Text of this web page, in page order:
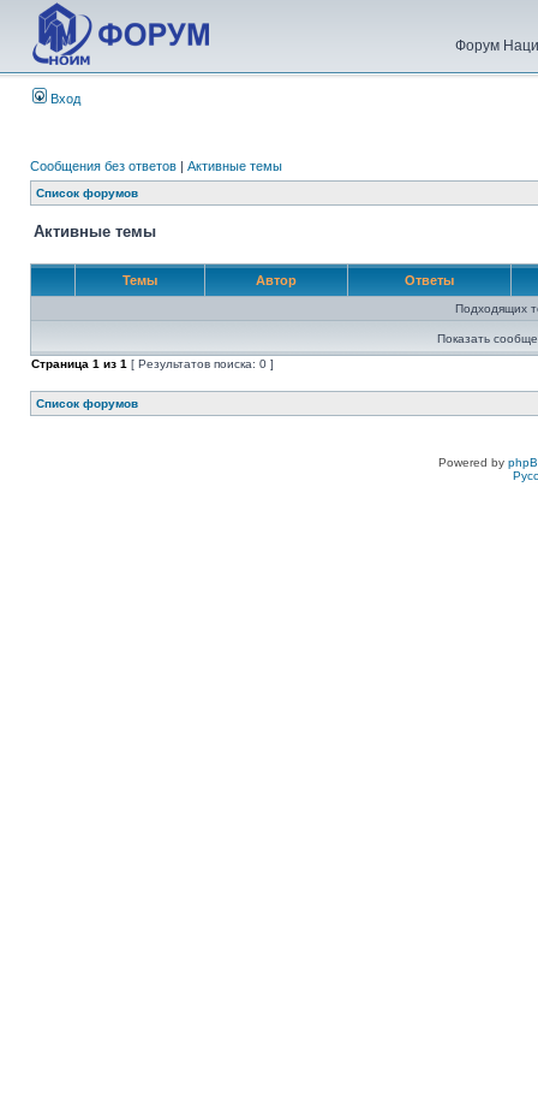
Форум
Вход
Сообщения без ответов | Активные темы
Список форумов
Активные темы
Темы Автор Ответы
Подходящих
Показать
Страница 1 из 1 [ Результатов поиска: 0 ]
Список форумов
Powered by